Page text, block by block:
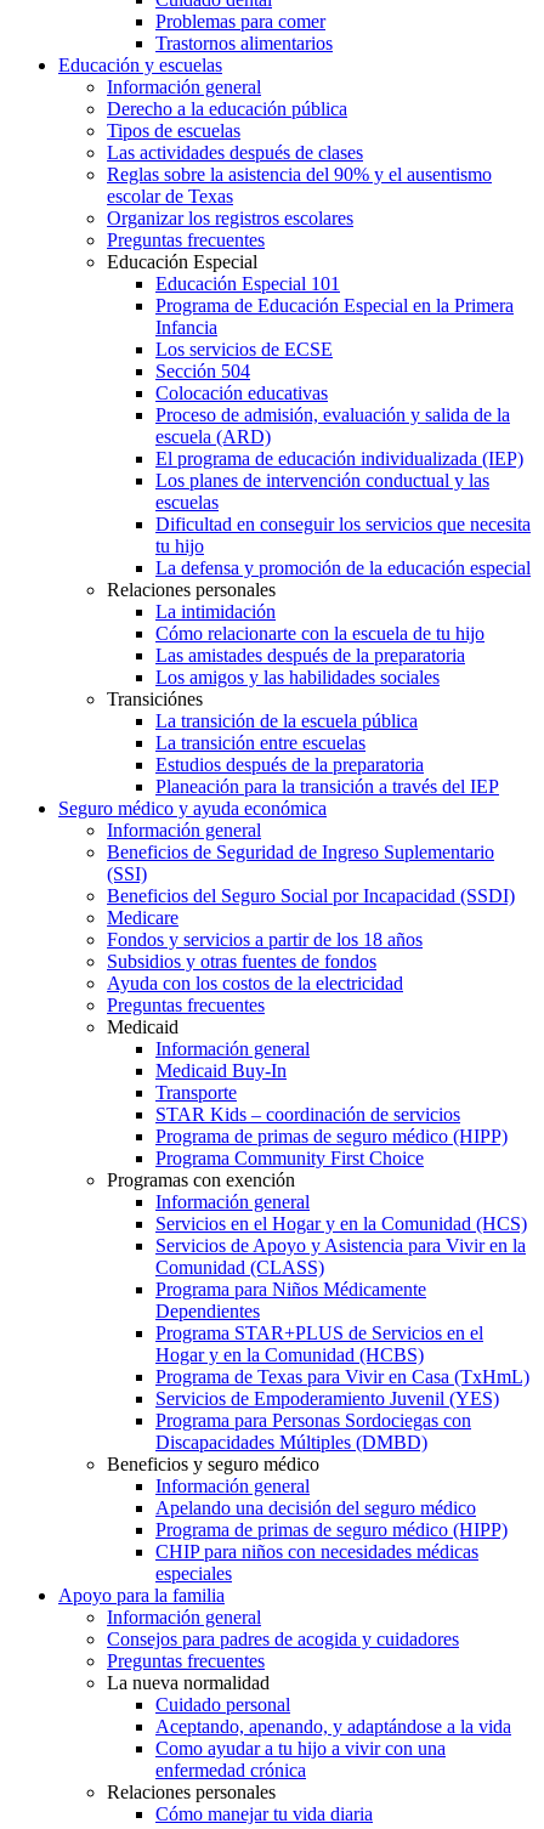
Problemas para comer
Trastornos alimentarios
Educación y escuelas
Información general
Derecho a la educación pública
Tipos de escuelas
Las actividades después de clases
Reglas sobre la asistencia del 90% y el ausentismo
escolar de Texas
Organizar los registros escolares
Preguntas frecuentes
Educación Especial
Educación Especial 101
Programa de Educación Especial en la Primera
Infancia
Los servicios de ECSE
Sección 504
Colocación educativas
Proceso de admisión, evaluación y salida de la
escuela (ARD)
El programa de educación individualizada (IEP)
Los planes de intervención conductual y las
escuelas
Dificultad en conseguir los servicios que necesita
tu hijo
La defensa y promoción de la educación especial
Relaciones personales
La intimidación
Cómo relacionarte con la escuela de tu hijo
Las amistades después de la preparatoria
Los amigos y las habilidades sociales
Transiciónes
La transición de la escuela pública
La transición entre escuelas
Estudios después de la preparatoria
Planeación para la transición a través del IEP
Seguro médico y ayuda económica
Información general
Beneficios de Seguridad de Ingreso Suplementario
(SSI)
Beneficios del Seguro Social por Incapacidad (SSDI)
Medicare
Fondos y servicios a partir de los 18 años
Subsidios y otras fuentes de fondos
Ayuda con los costos de la electricidad
Preguntas frecuentes
Medicaid
Información general
Medicaid Buy-In
Transporte
STAR Kids – coordinación de servicios
Programa de primas de seguro médico (HIPP)
Programa Community First Choice
Programas con exención
Información general
Servicios en el Hogar y en la Comunidad (HCS)
Servicios de Apoyo y Asistencia para Vivir en la
Comunidad (CLASS)
Programa para Niños Médicamente
Dependientes
Programa STAR+PLUS de Servicios en el
Hogar y en la Comunidad (HCBS)
Programa de Texas para Vivir en Casa (TxHmL)
Servicios de Empoderamiento Juvenil (YES)
Programa para Personas Sordociegas con
Discapacidades Múltiples (DMBD)
Beneficios y seguro médico
Información general
Apelando una decisión del seguro médico
Programa de primas de seguro médico (HIPP)
CHIP para niños con necesidades médicas
especiales
Apoyo para la familia
Información general
Consejos para padres de acogida y cuidadores
Preguntas frecuentes
La nueva normalidad
Cuidado personal
Aceptando, apenando, y adaptándose a la vida
Como ayudar a tu hijo a vivir con una
enfermedad crónica
Relaciones personales
Cómo manejar tu vida diaria